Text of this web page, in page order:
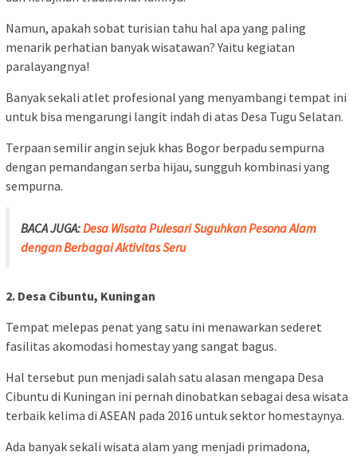
Namun, apakah sobat turisian tahu hal apa yang paling
menarik perhatian banyak wisatawan? Yaitu kegiatan
paralayangnya!
Banyak sekali atlet profesional yang menyambangi tempat ini
untuk bisa mengarungi langit indah di atas Desa Tugu Selatan.
Terpaan semilir angin sejuk khas Bogor berpadu sempurna
dengan pemandangan serba hijau, sungguh kombinasi yang
sempurna.
BACA JUGA:Desa Wisata Pulesari Suguhkan Pesona Alam
dengan Berbagai Aktivitas Seru
2. Desa Cibuntu, Kuningan
Tempat melepas penat yang satu ini menawarkan sederet
fasilitas akomodasi homestay yang sangat bagus.
Hal tersebut pun menjadi salah satu alasan mengapa Desa
Cibuntu di Kuningan ini pernah dinobatkan sebagai desa wisata
terbaik kelima di ASEAN pada 2016 untuk sektor homestaynya.
Ada banyak sekali wisata alam yang menjadi primadona,